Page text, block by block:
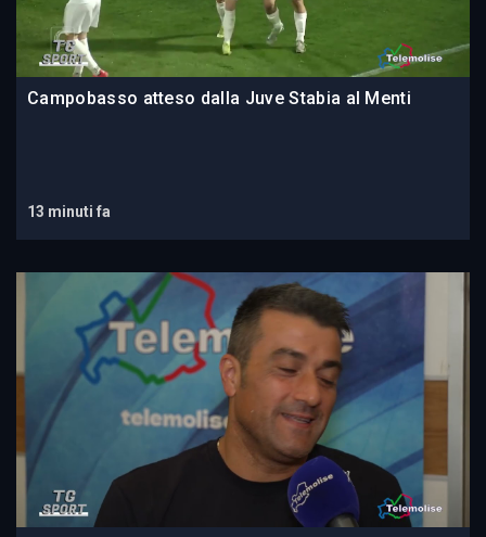
Campobasso atteso dalla Juve Stabia al Menti
13 minuti fa